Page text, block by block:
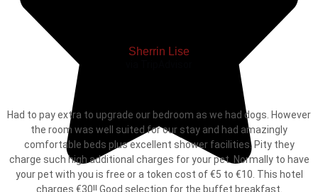
Sherrin Lise
Had to pay extra to upgrade our bedroom as we had dogs. However
the room was well suited for our stay and had amazingly
comfortable beds plus excellent shower facilities. Pity they
charge such high additional charges for your pet. Normally to have
your pet with you is free or a token cost of €5 to €10. This hotel
charges €30!! Good selection for the buffet breakfast.